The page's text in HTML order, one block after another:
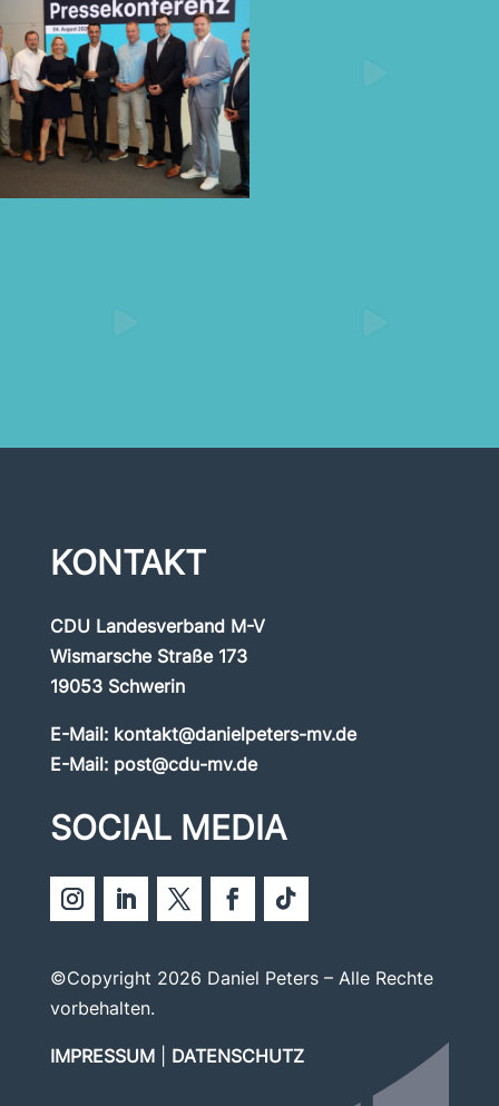
KONTAKT
CDU Landesverband M-V
Wismarsche Straße 173
19053 Schwerin
E-Mail: kontakt@danielpeters-mv.de
E-Mail: post@cdu-mv.de
SOCIAL MEDIA
©Copyright 2026 Daniel Peters – Alle Rechte
vorbehalten.
IMPRESSUM| DATENSCHUTZ